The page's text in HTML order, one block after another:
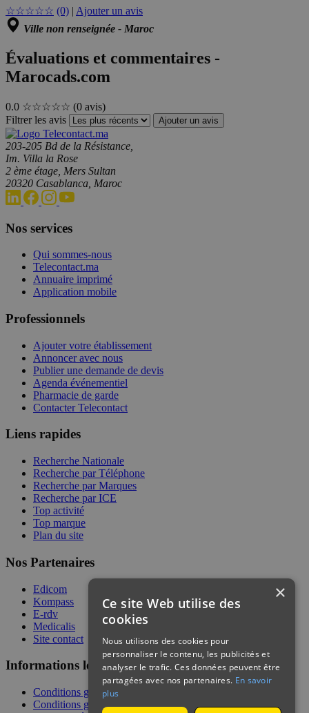
☆☆☆☆☆ (0) | Ajouter un avis
Ville non renseignée - Maroc
Évaluations et commentaires -
Marocads.com
0.0 ☆☆☆☆☆ (0 avis)
Filtrer les avis
Ajouter un avis
203-205 Bd de la Résistance,
Im. Villa la Rose
2 ème étage, Mers Sultan
20320 Casablanca, Maroc
Nos services
Qui sommes-nous
Telecontact.ma
Annuaire imprimé
Application mobile
Professionnels
Ajouter votre établissement
Annoncer avec nous
Publier une demande de devis
Agenda événementiel
Pharmacie de garde
Contacter Telecontact
Liens rapides
Recherche Nationale
Recherche par Téléphone
Recherche par Marques
Recherche par ICE
Top activité
Top marque
Plan du site
Nos Partenaires
Edicom
Kompass
E-rdv
Medicalis
Site contact
Informations légales
Conditions générales de services
Conditions générales de vente
×
Ce site Web utilise des
cookies
Nous utilisons des cookies pour
personnaliser le contenu, les publicités et
analyser le trafic. Ces données peuvent être
partagées avec nos partenaires. En savoir
plus